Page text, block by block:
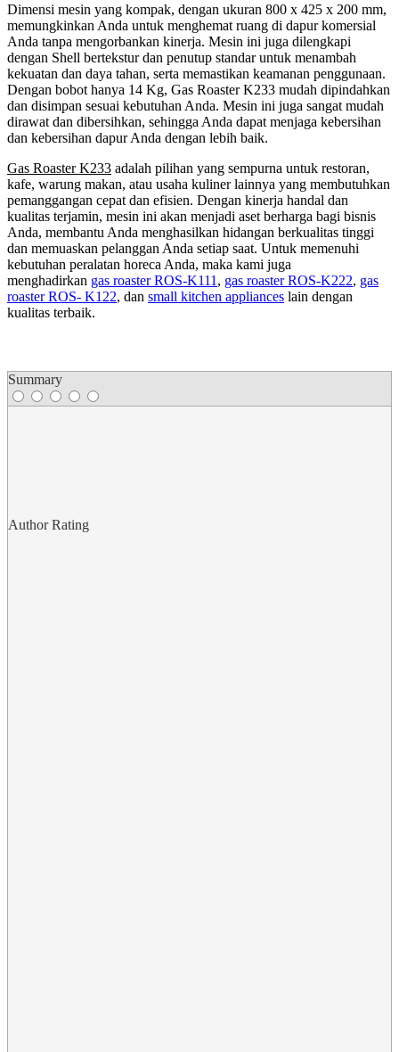
Dimensi mesin yang kompak, dengan ukuran 800 x 425 x 200 mm,
memungkinkan Anda untuk menghemat ruang di dapur komersial
Anda tanpa mengorbankan kinerja. Mesin ini juga dilengkapi
dengan Shell bertekstur dan penutup standar untuk menambah
kekuatan dan daya tahan, serta memastikan keamanan penggunaan.
Dengan bobot hanya 14 Kg, Gas Roaster K233 mudah dipindahkan
dan disimpan sesuai kebutuhan Anda. Mesin ini juga sangat mudah
dirawat dan dibersihkan, sehingga Anda dapat menjaga kebersihan
dan kebersihan dapur Anda dengan lebih baik.
Gas Roaster K233 adalah pilihan yang sempurna untuk restoran,
kafe, warung makan, atau usaha kuliner lainnya yang membutuhkan
pemanggangan cepat dan efisien. Dengan kinerja handal dan
kualitas terjamin, mesin ini akan menjadi aset berharga bagi bisnis
Anda, membantu Anda menghasilkan hidangan berkualitas tinggi
dan memuaskan pelanggan Anda setiap saat. Untuk memenuhi
kebutuhan peralatan horeca Anda, maka kami juga
menghadirkan gas roaster ROS-K111 , gas roaster ROS-K222, gas
roaster ROS- K122, dan small kitchen appliances lain dengan
kualitas terbaik.
Summary
Author Rating